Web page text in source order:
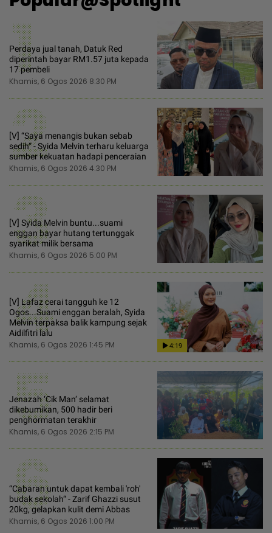
1
Perdaya jual tanah, Datuk Red
diperintah bayar RM1.57 juta kepada
17 pembeli
Khamis, 6 Ogos 2026 8:30 PM
2
[V] “Saya menangis bukan sebab
sedih“ - Syida Melvin terharu keluarga
sumber kekuatan hadapi penceraian
Khamis, 6 Ogos 2026 4:30 PM
3
[V] Syida Melvin buntu...suami
enggan bayar hutang tertunggak
syarikat milik bersama
Khamis, 6 Ogos 2026 5:00 PM
4
[V] Lafaz cerai tangguh ke 12
Ogos...Suami enggan beralah, Syida
Melvin terpaksa balik kampung sejak
Aidilfitri lalu
Khamis, 6 Ogos 2026 1:45 PM 4:19
5
Jenazah ‘Cik Man‘ selamat
dikebumikan, 500 hadir beri
penghormatan terakhir
Khamis, 6 Ogos 2026 2:15 PM
6
“Cabaran untuk dapat kembali 'roh'
budak sekolah“ - Zarif Ghazzi susut
20kg, gelapkan kulit demi Abbas
Khamis, 6 Ogos 2026 1:00 PM